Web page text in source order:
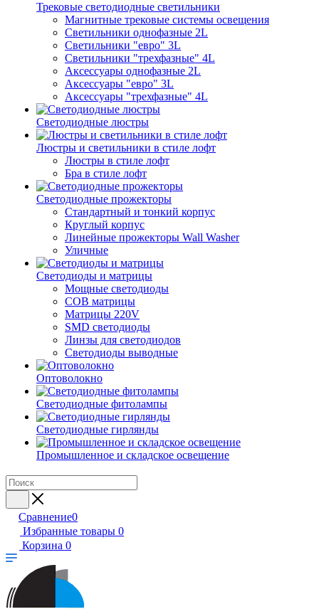
Трековые светодиодные светильники
Магнитные трековые системы освещения
Светильники однофазные 2L
Светильники "евро" 3L
Светильники "трехфазные" 4L
Аксессуары однофазные 2L
Аксессуары "евро" 3L
Аксессуары "трехфазные" 4L
Светодиодные люстры
Люстры и светильники в стиле лофт
Люстры в стиле лофт
Бра в стиле лофт
Светодиодные прожекторы
Стандартный и тонкий корпус
Круглый корпус
Линейные прожекторы Wall Washer
Уличные
Светодиоды и матрицы
Мощные светодиоды
COB матрицы
Матрицы 220V
SMD светодиоды
Линзы для светодиодов
Светодиоды выводные
Оптоволокно
Светодиодные фитолампы
Светодиодные гирлянды
Промышленное и складское освещение
Сравнение0
Избранные товары 0
Корзина 0